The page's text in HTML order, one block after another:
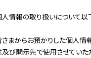
情報の取り扱いについて以
まからお預かりした個人情
び開示先で使用させていた